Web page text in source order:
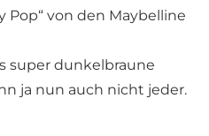
Pop“ von den Maybelline
super dunkelbraune
ja nun auch nicht jeder.